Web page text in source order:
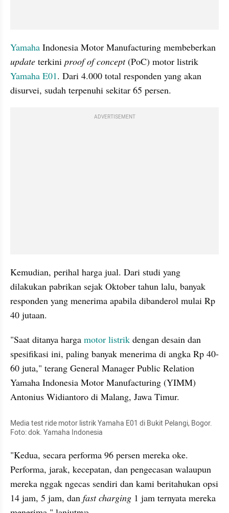
Yamaha
update terkini proof of concept
Yamaha E01. Dari 4.000 total responden yang akan
disurvei, sudah terpenuhi sekitar 65 persen.
ADVERTISEMENT
Kemudian, perihal harga jual. Dari studi yang
dilakukan pabrikan sejak Oktober tahun lalu, banyak
responden yang menerima apabila dibanderol mulai Rp
40 jutaan.
"Saat ditanya harga motor listrik dengan desain dan
spesifikasi ini, paling banyak menerima di angka Rp 40-
60 juta," terang General Manager Public Relation
Yamaha Indonesia Motor Manufacturing (YIMM)
Antonius Widiantoro di Malang, Jawa Timur.
Media test ride motor listrik Yamaha E01 di Bukit Pelangi, Bogor.
Foto: dok. Yamaha Indonesia
"Kedua, secara performa 96 persen mereka oke.
Performa, jarak, kecepatan, dan pengecasan walaupun
mereka nggak ngecas sendiri dan kami beritahukan opsi
14 jam, 5 jam, dan fast charging 1 jam ternyata mereka